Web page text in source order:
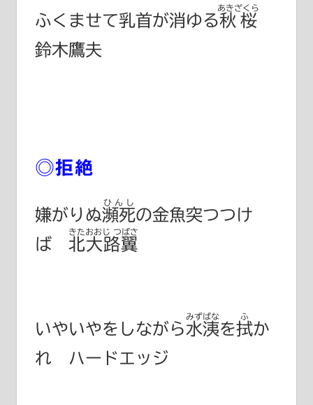
ふくませて乳首が消ゆる秋桜
あきざくら
鈴木鷹夫
◎拒絶
嫌がりぬ瀕死
ひんし
の金魚突つつけ
ば 北大路翼
きたおおじ つばさ
いやいやをしながら水洟
みずばな
を拭
ふ
か
れ ハードエッジ